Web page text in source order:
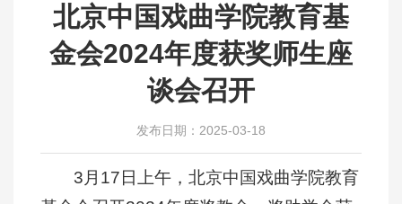
北京中国戏曲学院教育基
金会2024年度获奖师生座
谈会召开
发布日期：2025-03-18
3月17日上午，北京中国戏曲学院教育